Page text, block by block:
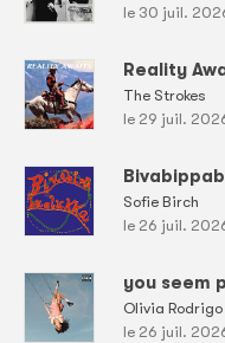
le 30 juil.
Reality
The Strokes
le 29 juil.
Sofie Birch
le 26 juil.
you seem
Olivia Rodrigo
le 26 juil.